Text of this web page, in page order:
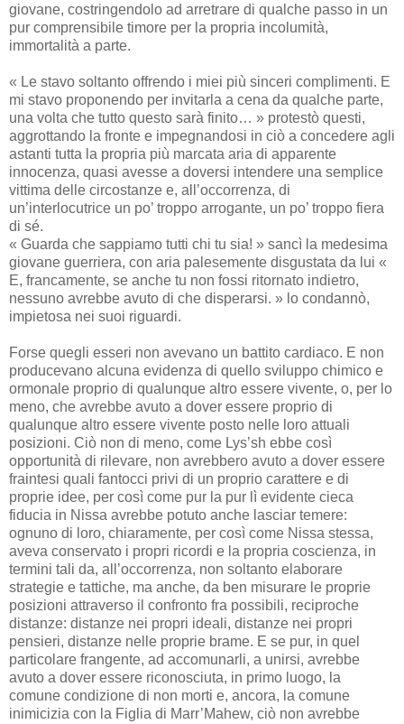
giovane, costringendolo ad arretrare di qualche passo in un
pur comprensibile timore per la propria incolumità,
immortalità a parte.
« Le stavo soltanto offrendo i miei più sinceri complimenti. E
mi stavo proponendo per invitarla a cena da qualche parte,
una volta che tutto questo sarà finito… » protestò questi,
aggrottando la fronte e impegnandosi in ciò a concedere agli
astanti tutta la propria più marcata aria di apparente
innocenza, quasi avesse a doversi intendere una semplice
vittima delle circostanze e, all’occorrenza, di
un’interlocutrice un po’ troppo arrogante, un po’ troppo fiera
di sé.
« Guarda che sappiamo tutti chi tu sia! » sancì la medesima
giovane guerriera, con aria palesemente disgustata da lui «
E, francamente, se anche tu non fossi ritornato indietro,
nessuno avrebbe avuto di che disperarsi. » lo condannò,
impietosa nei suoi riguardi.
Forse quegli esseri non avevano un battito cardiaco. E non
producevano alcuna evidenza di quello sviluppo chimico e
ormonale proprio di qualunque altro essere vivente, o, per lo
meno, che avrebbe avuto a dover essere proprio di
qualunque altro essere vivente posto nelle loro attuali
posizioni. Ciò non di meno, come Lys’sh ebbe così
opportunità di rilevare, non avrebbero avuto a dover essere
fraintesi quali fantocci privi di un proprio carattere e di
proprie idee, per così come pur la pur lì evidente cieca
fiducia in Nissa avrebbe potuto anche lasciar temere:
ognuno di loro, chiaramente, per così come Nissa stessa,
aveva conservato i propri ricordi e la propria coscienza, in
termini tali da, all’occorrenza, non soltanto elaborare
strategie e tattiche, ma anche, da ben misurare le proprie
posizioni attraverso il confronto fra possibili, reciproche
distanze: distanze nei propri ideali, distanze nei propri
pensieri, distanze nelle proprie brame. E se pur, in quel
particolare frangente, ad accomunarli, a unirsi, avrebbe
avuto a dover essere riconosciuta, in primo luogo, la
comune condizione di non morti e, ancora, la comune
inimicizia con la Figlia di Marr’Mahew, ciò non avrebbe